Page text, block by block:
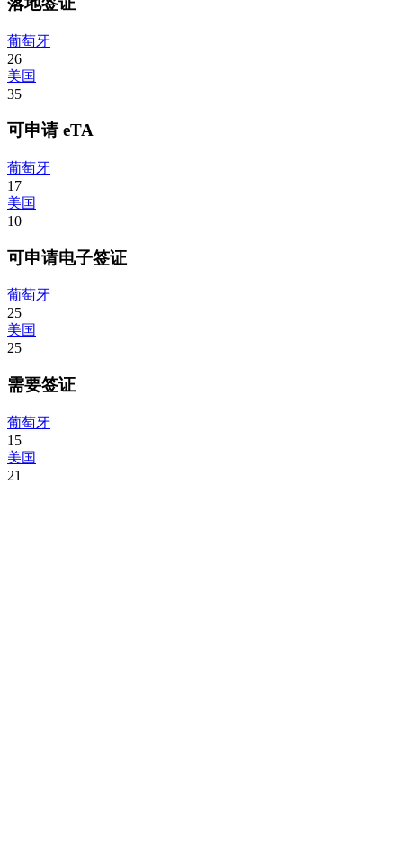
葡萄牙
26
美国
35
可申请 eTA
葡萄牙
17
美国
10
可申请电子签证
葡萄牙
25
美国
25
需要签证
葡萄牙
15
美国
21